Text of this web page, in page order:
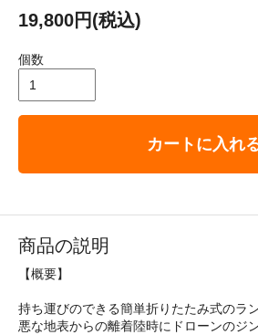
19,800円(税込)
個数
カートに入れ
商品の説明
【概要】
持ち運びのできる簡単折りたたみ式のラ
悪な地表からの離着陸時にドローンのジ